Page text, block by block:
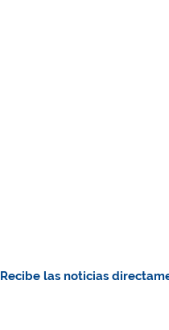
Recibe las noticias